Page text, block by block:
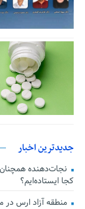
جدیدترین اخبار
کجا ایستاده‌ایم؟
منطقه آزاد ارس